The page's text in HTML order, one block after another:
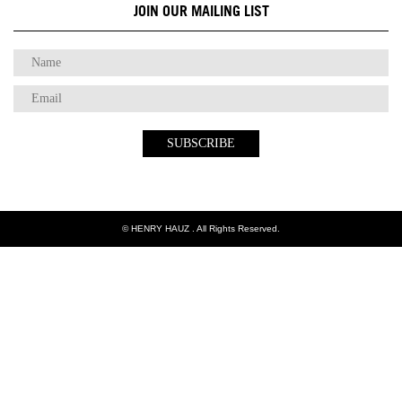
JOIN OUR MAILING LIST
© HENRY HAUZ . All Rights Reserved.